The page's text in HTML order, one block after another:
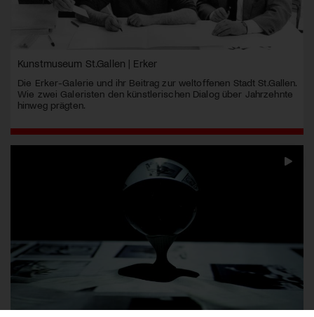
Kunstmuseum St.Gallen | Erker
Die Erker-Galerie und ihr Beitrag zur weltoffenen Stadt St.Gallen.
Wie zwei Galeristen den künstlerischen Dialog über Jahrzehnte
hinweg prägten.